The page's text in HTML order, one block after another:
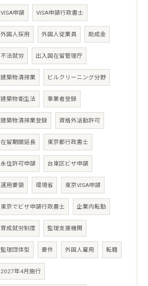
VISA申請 VISA申請行政書士
外国人採用 外国人従業員 助成金
不法就労 出入国在留管理庁
建築物清掃業 ビルクリーニング分野
建築物衛生法 事業者登録
建築物清掃業登録 資格外活動許可
在留期間延長 東京都行政書士
永住許可申請 台東区ビザ申請
運用要領 環境省 東京VISA申請
東京でビザ申請行政書士 企業内転勤
育成就労制度 監理支援機関
監理団体型 要件 外国人雇用 転籍
2027年4月施行